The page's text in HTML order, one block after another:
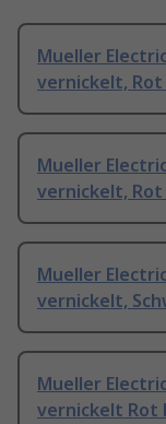
Mueller
vernickelt, Rot
Mueller
vernickelt, Rot
Mueller
vernickelt,
Mueller
vernickelt Rot